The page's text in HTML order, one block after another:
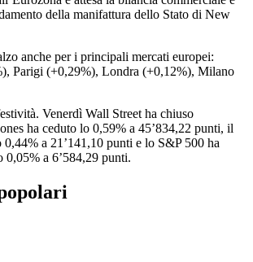
della manifattura dello Stato di New
anche per i principali mercati europei:
Parigi (+0,29%), Londra (+0,12%), Milano
Venerdì Wall Street ha chiuso
ha ceduto lo 0,59% a 45’834,22 punti, il
0,44% a 21’141,10 punti e lo S&P 500 ha
0,05% a 6’584,29 punti.